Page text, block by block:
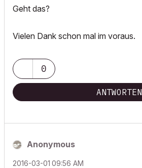
Geht das?
Vielen Dank schon mal im voraus.
0
ANTWORTEN
Anonymous
‎2016-03-01 09:56 AM